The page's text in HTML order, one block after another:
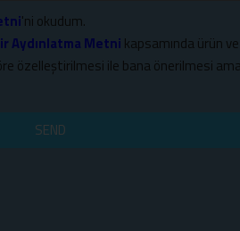
'ni okudum.
Aydınlatma Metni kapsamında ürün
özelleştirilmesi ile bana önerilmesi
SEND